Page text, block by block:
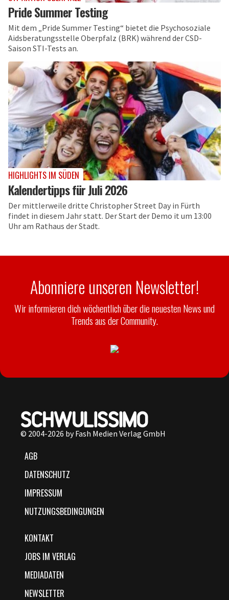
Pride Summer Testing
Mit dem „Pride Summer Testing“ bietet die Psychosoziale
Aidsberatungsstelle Oberpfalz (BRK) während der CSD-
Saison STI-Tests an.
HIGHLIGHTS IM SÜDEN
Kalendertipps für Juli 2026
Der mittlerweile dritte Christopher Street Day in Fürth
findet in diesem Jahr statt. Der Start der Demo it um 13:00
Uhr am Rathaus der Stadt.
Abonniere unseren Newsletter!
Wir informieren dich wöchentlich über die neuesten News und
Trends aus der Community.
© 2004-2026 by Fash Medien Verlag GmbH
AGB
DATENSCHUTZ
IMPRESSUM
NUTZUNGSBEDINGUNGEN
KONTAKT
JOBS IM VERLAG
MEDIADATEN
NEWSLETTER